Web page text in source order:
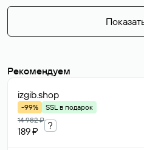
Рекомендуем
izgib.shop
-99%
SSL в подарок
14 982 ₽
189 ₽
?